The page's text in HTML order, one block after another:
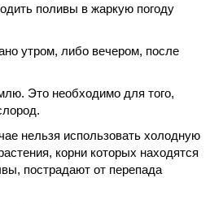
поливы в жаркую погоду
утром, либо вечером, после
Это необходимо для того,
нельзя использовать холодную
корни которых находятся
пострадают от перепада